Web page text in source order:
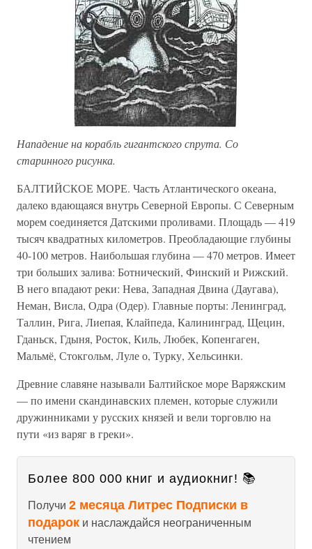
Нападение на корабль гигантского спрута. Со
старинного рисунка.
БАЛТИЙСКОЕ МОРЕ. Часть Атлантического океана,
далеко вдающаяся внутрь Северной Европы. С Северным
морем соединяется Датскими проливами. Площадь — 419
тысяч квадратных километров. Преобладающие глубины
40-100 метров. Наибольшая глубина — 470 метров. Имеет
три больших залива: Ботнический, Финский и Рижский.
В него впадают реки: Нева, Западная Двина (Даугава),
Неман, Висла, Одра (Одер). Главные порты: Ленинград,
Таллин, Рига, Лиепая, Клайпеда, Калининград, Щецин,
Гданьск, Гдыня, Росток, Киль, Любек, Копенгаген,
Мальмё, Стокгольм, Луле о, Турку, Хельсинки.
Древние славяне называли Балтийское море Варяжским
— по имени скандинавских племен, которые служили
дружинниками у русских князей и вели торговлю на
пути «из варяг в греки».
Более 800 000 книг и аудиокниг! 📚
Получи 2 месяца Литрес Подписки в
подарок и наслаждайся неограниченным
чтением